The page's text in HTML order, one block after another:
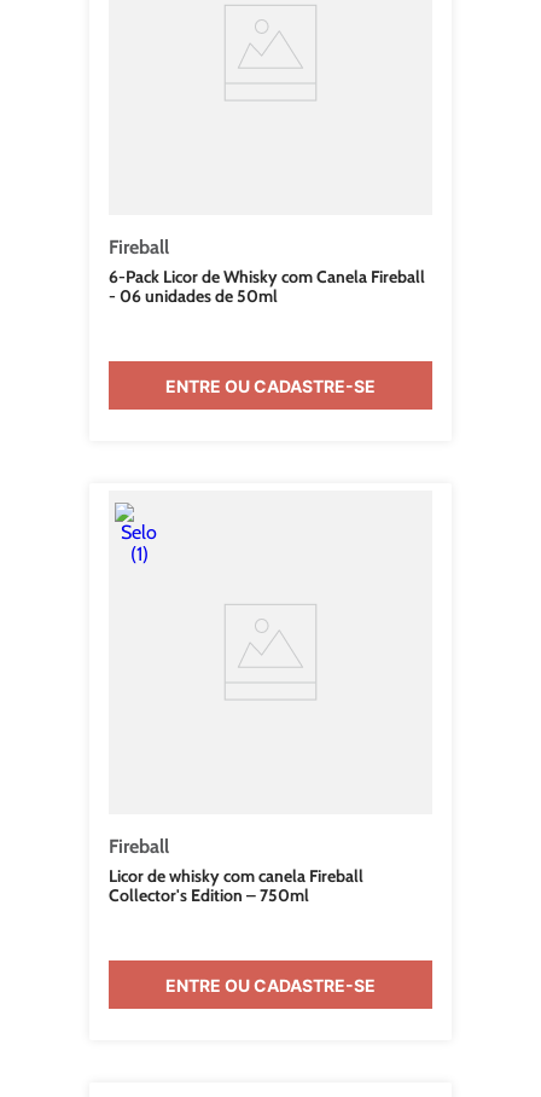
Fireball
6-Pack Licor de Whisky com Canela Fireball
- 06 unidades de 50ml
ENTRE OU CADASTRE-SE
Fireball
Licor de whisky com canela Fireball
Collector's Edition – 750ml
ENTRE OU CADASTRE-SE